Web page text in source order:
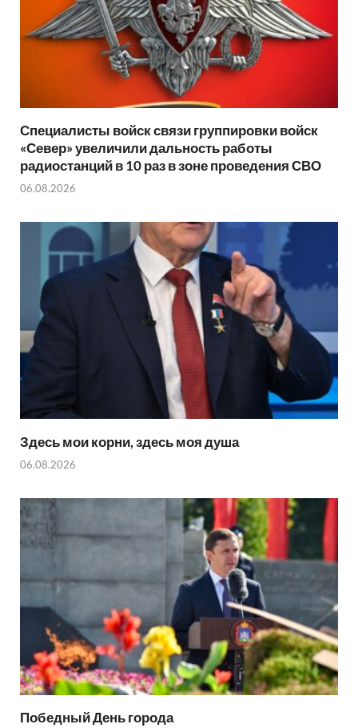
Специалисты войск связи группировки войск
«Север» увеличили дальность работы
радиостанций в 10 раз в зоне проведения СВО
06.08.2026
Здесь мои корни, здесь моя душа
06.08.2026
Победный День города